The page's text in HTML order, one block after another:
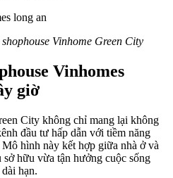
Vinhome Green City
Vinhomes
giờ
City không chỉ mang lại không
đầu tư hấp dẫn với tiềm năng
hình này kết hợp giữa nhà ở và
hữu vừa tận hưởng cuộc sống
hạn.